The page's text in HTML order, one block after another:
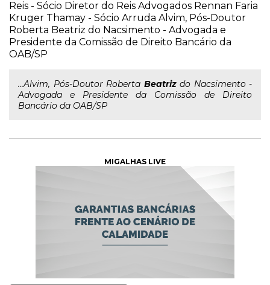
Reis - Sócio Diretor do Reis Advogados Rennan Faria
Kruger Thamay - Sócio Arruda Alvim, Pós-Doutor
Roberta Beatriz do Nacsimento - Advogada e
Presidente da Comissão de Direito Bancário da
OAB/SP
...Alvim, Pós-Doutor Roberta Beatrizdo Nacsimento -
Advogada e Presidente da Comissão de Direito
Bancário da OAB/SP
MIGALHAS LIVE